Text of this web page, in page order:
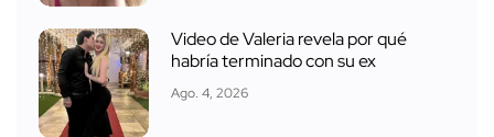
Video de Valeria revela por qué
habría terminado con su ex
Ago. 4, 2026